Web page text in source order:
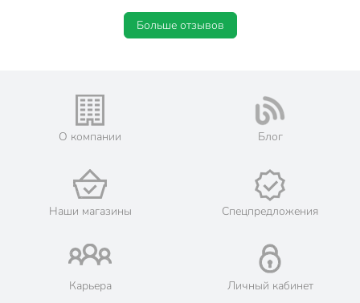
Больше отзывов
О компании Блог
Наши магазины Спецпредложения
Карьера Личный кабинет